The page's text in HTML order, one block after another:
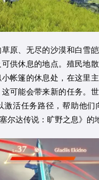
原、无尽的沙漠和白雪
供休息的地点。殖民地
帐篷的休息处，在这里
可能会带来新的任务。
活任务路径，帮助他
尔达传说：旷野之息》的